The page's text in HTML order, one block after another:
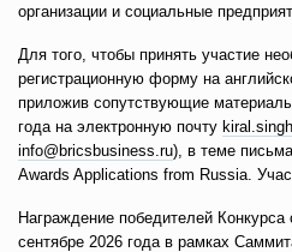
организации и социальные
Для того, чтобы принять участие
регистрационную форму на
приложив сопутствующие
года на электронную почту
info@bricsbusiness.ru), в теме
Awards Applications from Russia.
Награждение победителей Конкурса
сентябре 2026 года в рамках